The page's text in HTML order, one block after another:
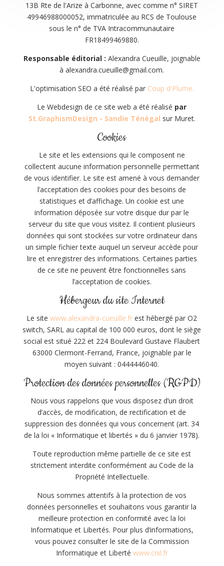
13B Rte de l'Arize à Carbonne, avec comme n° SIRET
49946988000052, immatriculée au RCS de Toulouse
sous le n° de TVA Intracommunautaire
FR18499469880.
Responsable éditorial : Alexandra Cueuille, joignable
àalexandra.cueuille@gmail.com.
L'optimisation SEO a été réalisé par Coup d'Plume.
Le Webdesign de ce site web a été réalisé par
St.GraphismDesign - Sandie Ténégal sur Muret.
Cookies
Le site et les extensions qui le composent ne
collectent aucune information personnelle permettant
de vous identifier. Le site est amené à vous demander
l’acceptation des cookies pour des besoins de
statistiques et d’affichage. Un cookie est une
information déposée sur votre disque dur par le
serveur du site que vous visitez. Il contient plusieurs
données qui sont stockées sur votre ordinateur dans
un simple fichier texte auquel un serveur accède pour
lire et enregistrer des informations. Certaines parties
de ce site ne peuvent être fonctionnelles sans
l’acceptation de cookies.
Hébergeur du site Internet
Le sitewww.alexandra-cueuille.fr est hébergé par O2
switch, SARL au capital de 100 000 euros, dont le siège
social est situé 222 et 224 Boulevard Gustave Flaubert
63000 Clermont-Ferrand, France, joignable par le
moyen suivant : 0444446040.
Protection des données personnelles (RGPD)
Nous vous rappelons que vous disposez d’un droit
d’accès, de modification, de rectification et de
suppression des données qui vous concernent (art. 34
de la loi « Informatique et libertés » du 6 janvier 1978).
Toute reproduction même partielle de ce site est
strictement interdite conformément au Code de la
Propriété Intellectuelle.
Nous sommes attentifs à la protection de vos
données personnelles et souhaitons vous garantir la
meilleure protection en conformité avec la loi
Informatique et Libertés. Pour plus d’informations,
vous pouvez consulter le site de la Commission
Informatique et Liberté www.cnil.fr